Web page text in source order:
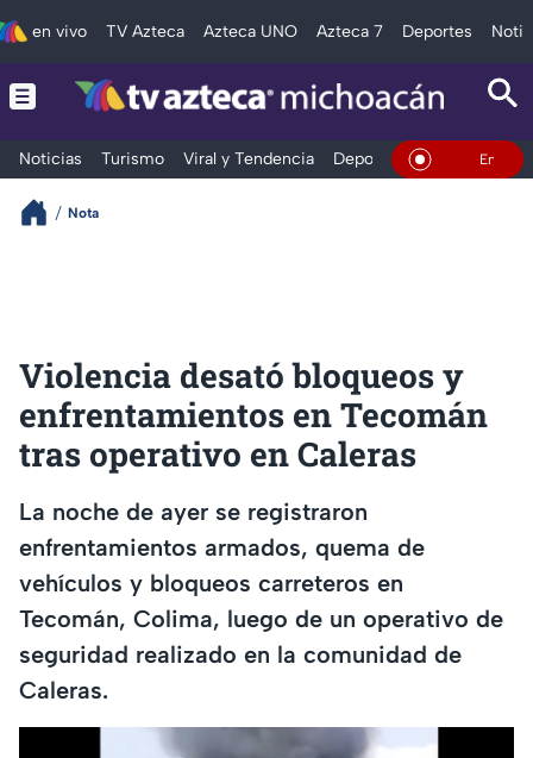
en vivo TV Azteca Azteca UNO Azteca 7 Deportes
Noticias Turismo Viral y Tendencia Deportes Espectáculos
En Vivo
Nota
Violencia desató bloqueos y
enfrentamientos en Tecomán
tras operativo en Caleras
La noche de ayer se registraron
enfrentamientos armados, quema de
vehículos y bloqueos carreteros en
Tecomán, Colima, luego de un operativo de
seguridad realizado en la comunidad de
Caleras.